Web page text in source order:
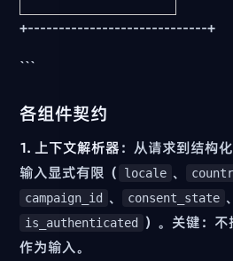
+-----------------------------+
```
各组件契约
1. 上下文解析器：从请求到结构
输入显式有限（
locale 、
campaign_id 、 consent_state 、
is_authenticated
）。关键：不
作为输入。